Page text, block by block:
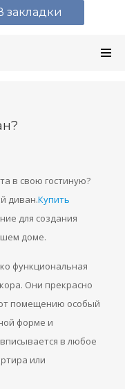
в свою гостиную?
диван.Купить
для создания
доме.
функциональная
Они прекрасно
помещению особый
форме и
в любое
или
закладки